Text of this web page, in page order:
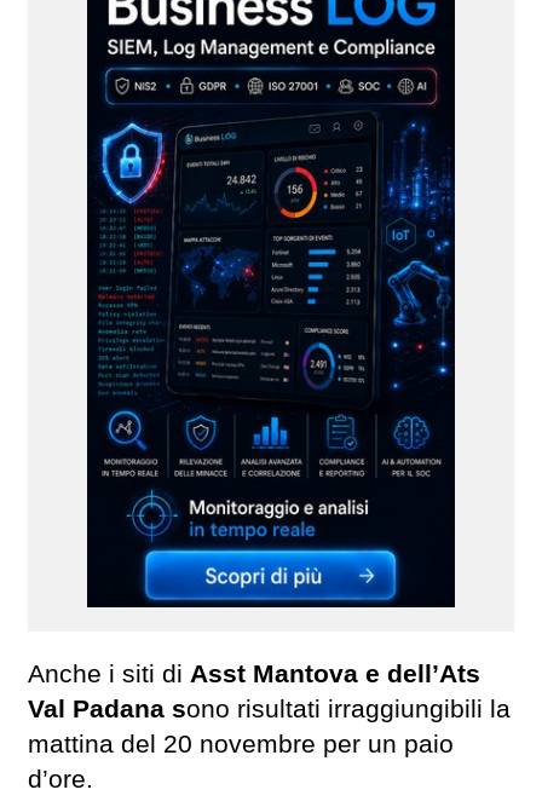
Anche i siti di Asst Mantova e dell’Ats
Val Padana sono risultati irraggiungibili la
mattina del 20 novembre per un paio
d’ore.